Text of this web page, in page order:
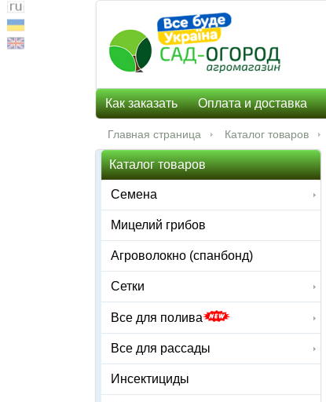
Как заказать Оплата и доставка
Главная страница Каталог товаров
Каталог товаров
Семена
Мицелий грибов
Агроволокно (спанбонд)
Сетки
Все для полива
Все для рассады
Инсектициды